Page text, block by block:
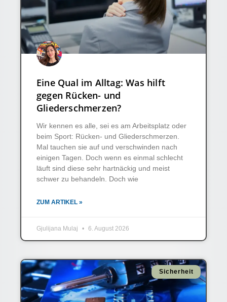
Eine Qual im Alltag: Was hilft
gegen Rücken- und
Gliederschmerzen?
Wir kennen es alle, sei es am Arbeitsplatz oder
beim Sport: Rücken- und Gliederschmerzen.
Mal tauchen sie auf und verschwinden nach
einigen Tagen. Doch wenn es einmal schlecht
läuft sind diese sehr hartnäckig und meist
schwer zu behandeln. Doch wie
ZUM ARTIKEL »
Gjulijana Mulaj 6. August 2026
Sicherheit